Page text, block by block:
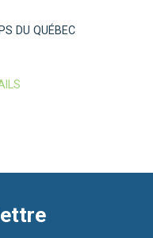
DU QUÉBEC